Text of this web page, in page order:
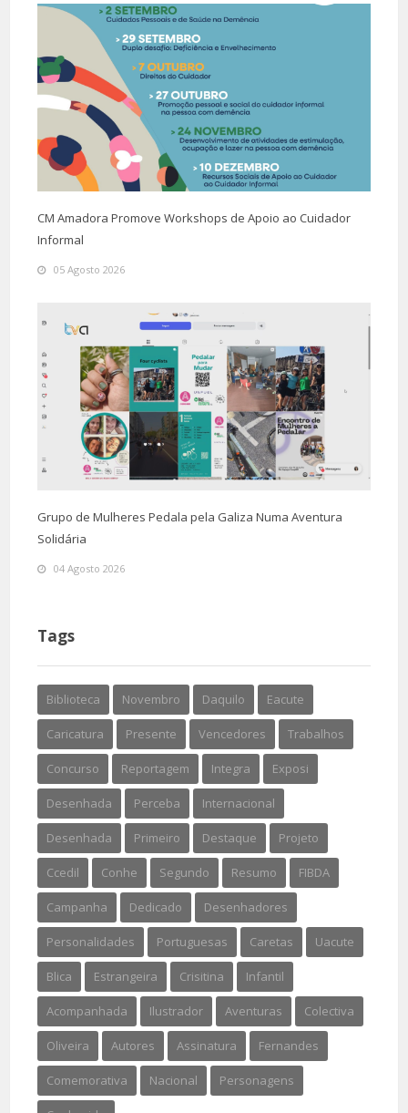
CM Amadora Promove Workshops de Apoio ao Cuidador
Informal
05 Agosto 2026
Grupo de Mulheres Pedala pela Galiza Numa Aventura
Solidária
04 Agosto 2026
Tags
Biblioteca Novembro Daquilo Eacute
Caricatura Presente Vencedores Trabalhos
Concurso Reportagem Integra Exposi
Desenhada Perceba Internacional
Desenhada Primeiro Destaque Projeto
Ccedil Conhe Segundo Resumo FIBDA
Campanha Dedicado Desenhadores
Personalidades Portuguesas Caretas Uacute
Blica Estrangeira Crisitina Infantil
Acompanhada Ilustrador Aventuras Colectiva
Oliveira Autores Assinatura Fernandes
Comemorativa Nacional Personagens